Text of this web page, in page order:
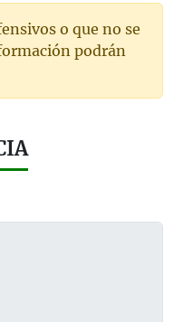
o que no se
podrán